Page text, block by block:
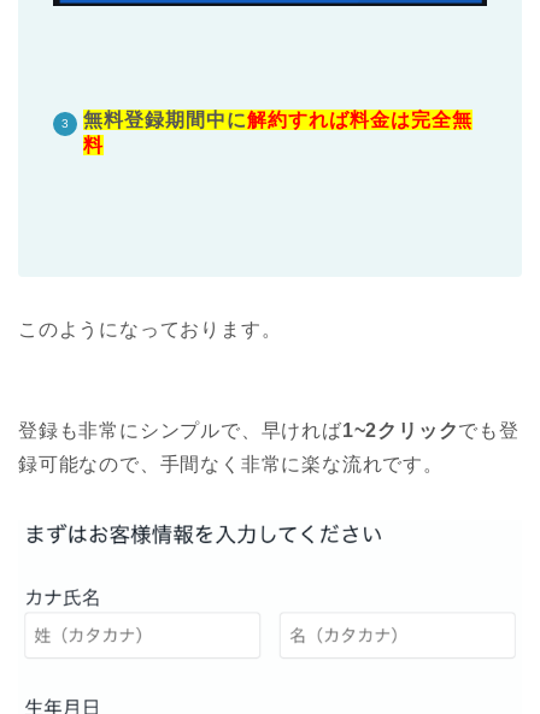
無料登録期間中に解約すれば料金は完全無
料
このようになっております。
登録も非常にシンプルで、早ければ1~2クリックでも登
録可能なので、手間なく非常に楽な流れです。